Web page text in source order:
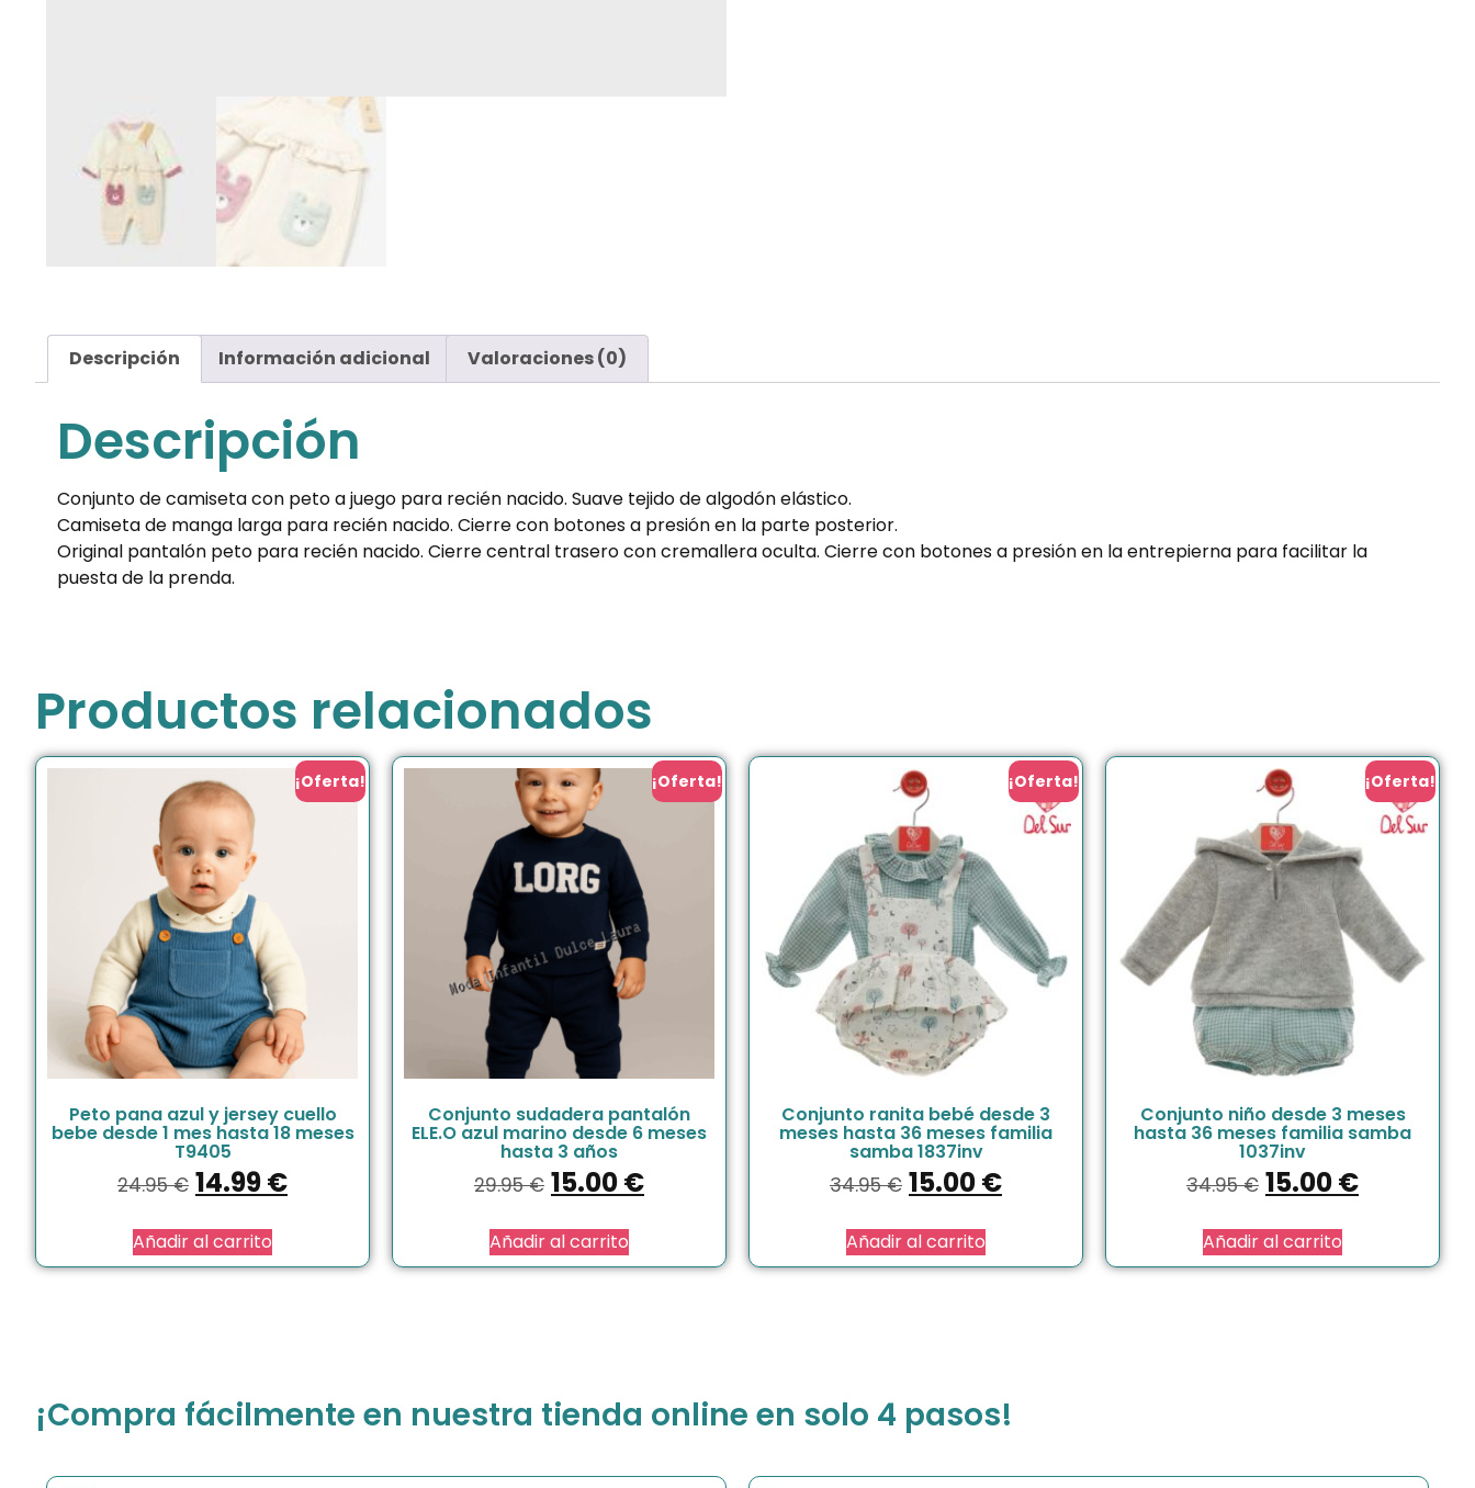
Descripción Información adicional Valoraciones (0)
Descripción
Conjunto de camiseta con peto a juego para recién nacido. Suave tejido de algodón elástico.
Camiseta de manga larga para recién nacido. Cierre con botones a presión en la parte posterior.
Original pantalón peto para recién nacido. Cierre central trasero con cremallera oculta. Cierre con botones a presión en la entrepierna para facilitar la
puesta de la prenda.
Productos relacionados
¡Oferta!
Peto pana azul y jersey cuello
bebe desde 1 mes hasta 18 meses
T9405
24.95€ 14.99€
Añadir al carrito
¡Oferta!
Conjunto sudadera pantalón
ELE.O azul marino desde 6 meses
hasta 3 años
29.95€ 15.00€
Añadir al carrito
¡Oferta!
Conjunto ranita bebé desde 3
meses hasta 36 meses familia
samba 1837inv
34.95€ 15.00€
Añadir al carrito
¡Oferta!
Conjunto niño desde 3 meses
hasta 36 meses familia samba
1037inv
34.95€ 15.00€
Añadir al carrito
¡Compra fácilmente en nuestra tienda online en solo 4 pasos!